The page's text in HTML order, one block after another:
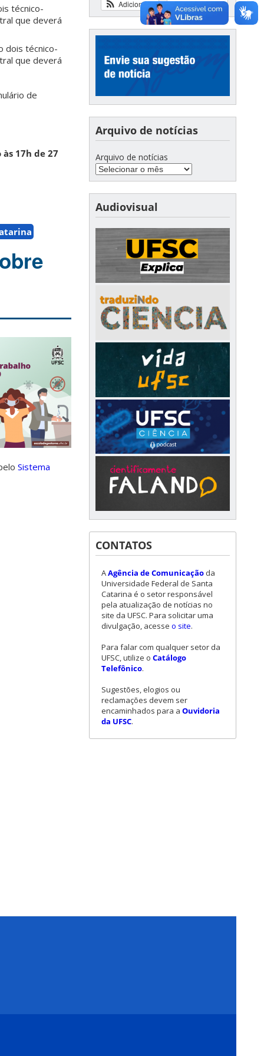
técnico-
que deverá
dois técnico-
que deverá
de
17h de 27
Sistema
Ver calendário
Adicionar
Arquivo de notícias
Arquivo de notícias
Audiovisual
CONTATOS
AAgência de Comunicação da
Universidade Federal de Santa
Catarina é o setor responsável
pela atualização de notícias no
site da UFSC. Para solicitar uma
divulgação, acesse o site.
Para falar com qualquer setor da
UFSC, utilize o Catálogo
Telefônico.
Sugestões, elogios ou
reclamações devem ser
encaminhados para a Ouvidoria
da UFSC.